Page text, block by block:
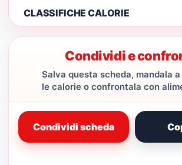
CLASSIFICHE CALORIE
Condividi e
Salva questa scheda, mandala
le calorie o confrontala con
Condividi scheda